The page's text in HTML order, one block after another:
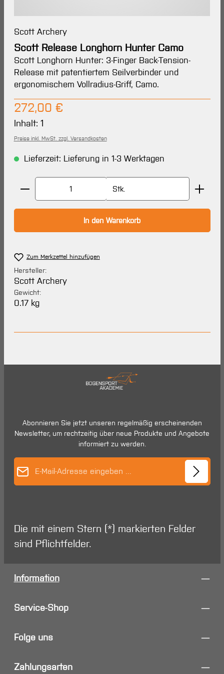
Scott Archery
Scott Release Longhorn Hunter Camo
Scott Longhorn Hunter: 3-Finger Back-Tension-
Release mit patentiertem Seilverbinder und
ergonomischem Vollradius-Griff, Camo.
Regulärer Preis:
272,00 €
Inhalt: 1
Preise inkl. MwSt. zzgl. Versandkosten
Lieferzeit: Lieferung in 1-3 Werktagen
Produkt Anzahl: Gib den gewünschten Wert ein
Stk.
In den Warenkorb
Zum Merkzettel hinzufügen
Hersteller:
Scott Archery
Gewicht:
0.17 kg
Abonnieren Sie jetzt unseren regelmäßig erscheinenden
Newsletter, um rechtzeitig über neue Produkte und Angebote
informiert zu werden.
Die mit einem Stern (*) markierten Felder
sind Pflichtfelder.
Information
Service-Shop
Folge uns
Zahlungsarten